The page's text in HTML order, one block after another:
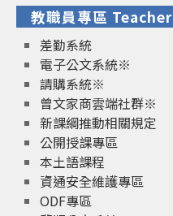
教職員專區 Teacher
差勤系統
電子公文系統※
請購系統※
曾文家商雲端社群※
新課綱推動相關規定
公開授課專區
本土語課程
資通安全維護專區
ODF專區